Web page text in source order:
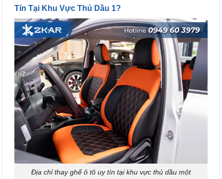
Tín Tại Khu Vực Thủ Dầu 1?
Địa chỉ thay ghế ô tô uy tín tại khu vực thủ dầu một